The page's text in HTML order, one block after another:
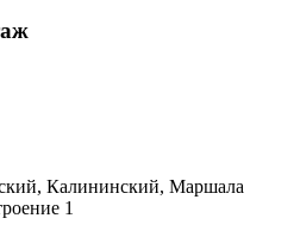
Калининский, Маршала
1